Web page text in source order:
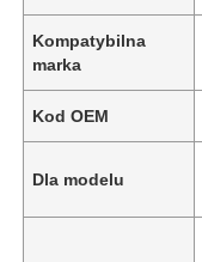
Kompatybilna
marka
Kod OEM
Dla modelu